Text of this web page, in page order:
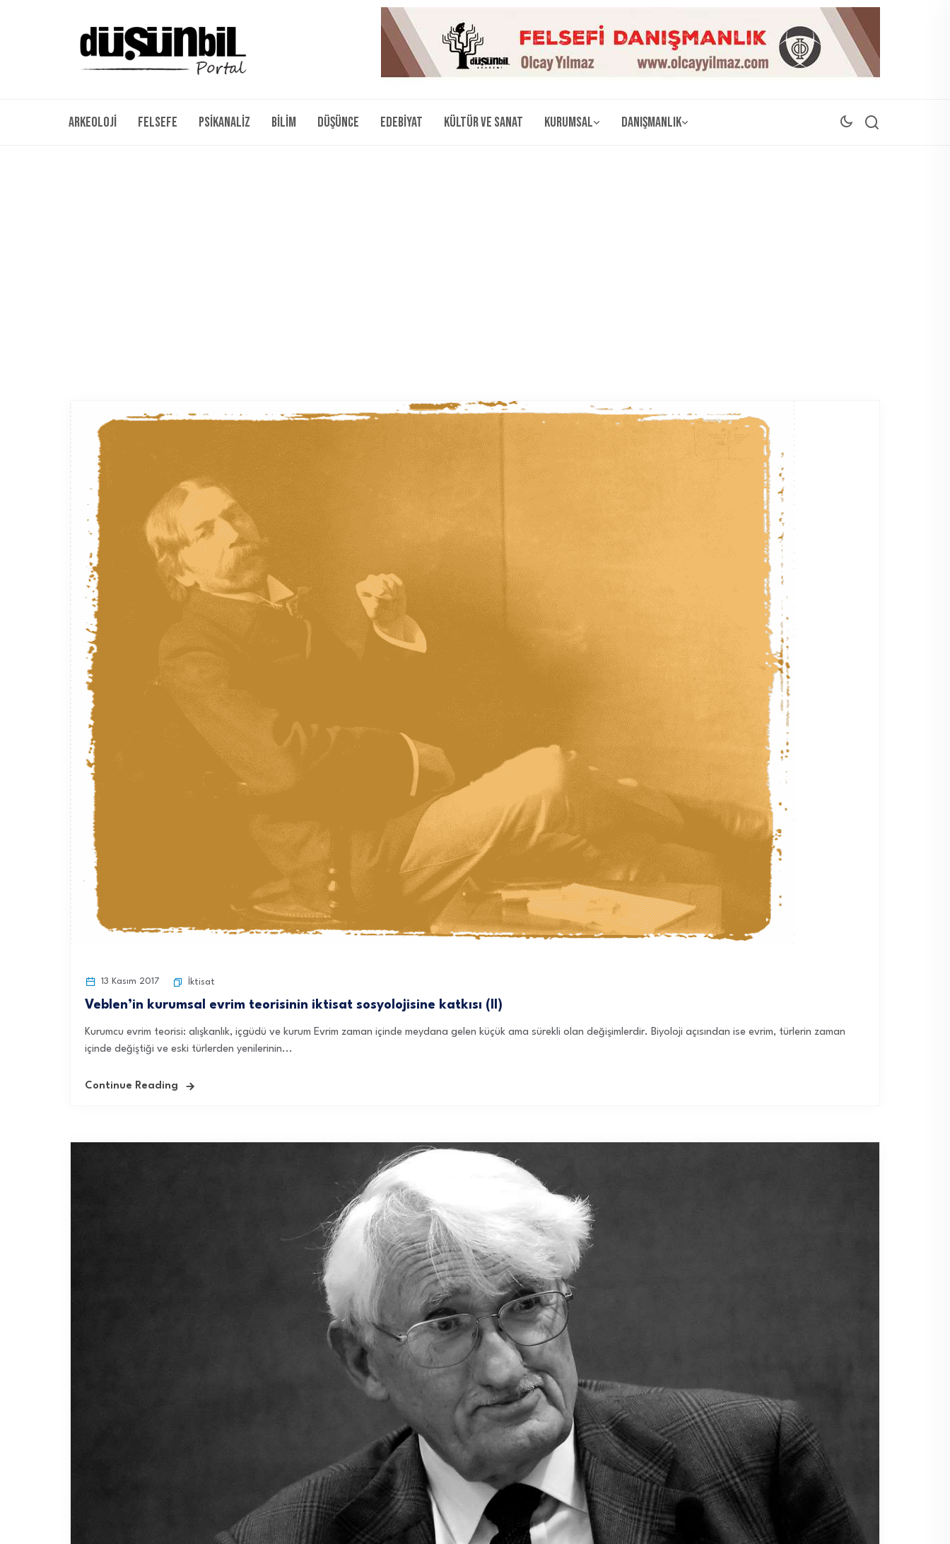
Arkeoloji Felsefe Psikanaliz Bilim Düşünce Edebiyat Kültür ve Sanat Kurumsal Danışmanlık
13 Kasım 2017 İktisat
Veblen’in kurumsal evrim teorisinin iktisat sosyolojisine katkısı (II)
Kurumcu evrim teorisi: alışkanlık, içgüdü ve kurum Evrim zaman içinde meydana gelen küçük ama sürekli olan değişimlerdir. Biyoloji açısından ise evrim, türlerin zaman
içinde değiştiği ve eski türlerden yenilerinin...
Continue Reading